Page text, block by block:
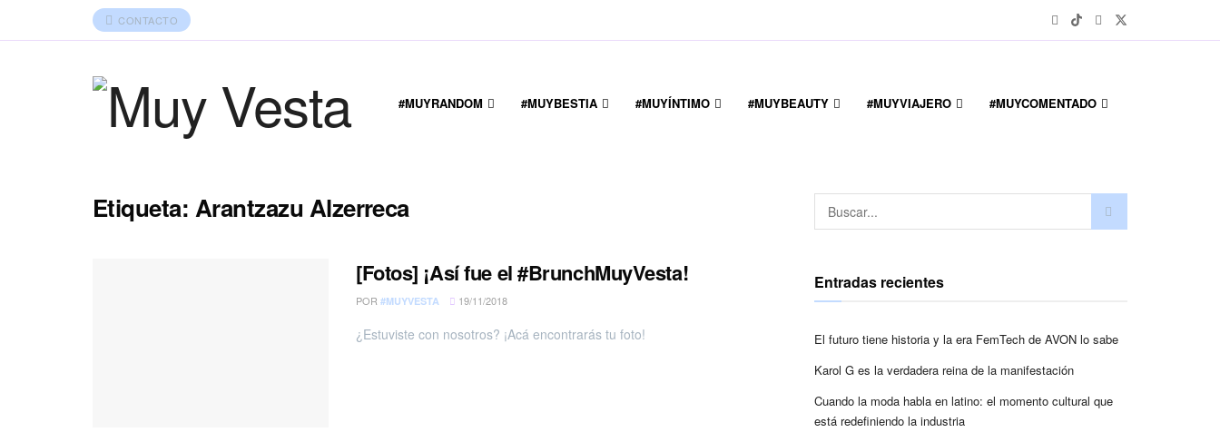
CONTACTO
#MUYRANDOM #MUYBESTIA #MUYÍNTIMO #MUYBEAUTY #MUYVIAJERO #MUYCOMENTADO
Etiqueta: Arantzazu Alzerreca
[Fotos] ¡Así fue el #BrunchMuyVesta!
POR #MUYVESTA 19/11/2018
¿Estuviste con nosotros? ¡Acá encontrarás tu foto!
Entradas recientes
El futuro tiene historia y la era FemTech de AVON lo sabe
Karol G es la verdadera reina de la manifestación
Cuando la moda habla en latino: el momento cultural que
está redefiniendo la industria